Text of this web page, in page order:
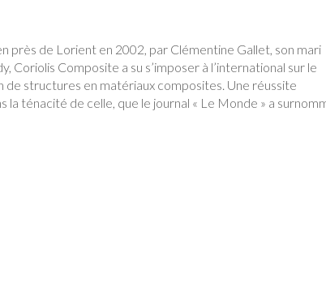
près de Lorient en 2002, par Clémentine Gallet, son mari
Coriolis Composite a su s’imposer à l’international sur le
de structures en matériaux composites. Une réussite
la ténacité de celle, que le journal « Le Monde » a